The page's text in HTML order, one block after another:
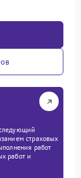
страховых
работ
работ и